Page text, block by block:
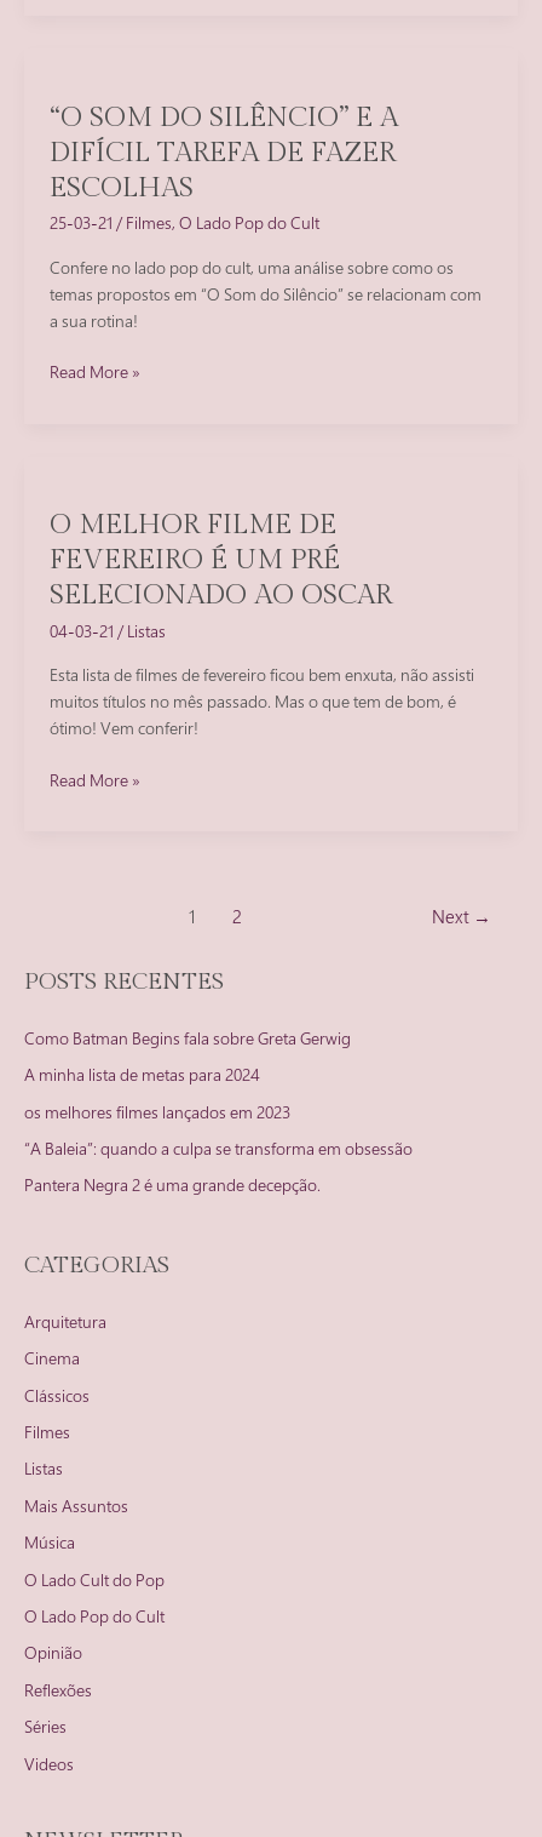
suas
camadas
“O SOM DO SILÊNCIO” E A
DIFÍCIL TAREFA DE FAZER
ESCOLHAS
25-03-21 /Filmes, O Lado Pop do Cult
Confere no lado pop do cult, uma análise sobre como os
temas propostos em “O Som do Silêncio” se relacionam com
a sua rotina!
“O
difícil
tarefa
de
fazer
escolhas
Read More »
O MELHOR FILME DE
FEVEREIRO É UM PRÉ
SELECIONADO AO OSCAR
04-03-21 /Listas
Esta lista de filmes de fevereiro ficou bem enxuta, não assisti
muitos títulos no mês passado. Mas o que tem de bom, é
ótimo! Vem conferir!
O
selecionado
OSCAR
Read More »
1 2 Next →
POSTS RECENTES
Como Batman Begins fala sobre Greta Gerwig
A minha lista de metas para 2024
os melhores filmes lançados em 2023
“A Baleia”: quando a culpa se transforma em obsessão
Pantera Negra 2 é uma grande decepção.
CATEGORIAS
Arquitetura
Cinema
Clássicos
Filmes
Listas
Mais Assuntos
Música
O Lado Cult do Pop
O Lado Pop do Cult
Opinião
Reflexões
Séries
Videos